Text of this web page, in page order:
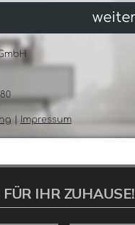
IHR ZUHAUSE!